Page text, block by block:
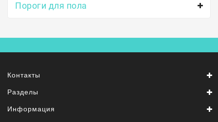
Пороги для пола
Контакты
Разделы
Информация